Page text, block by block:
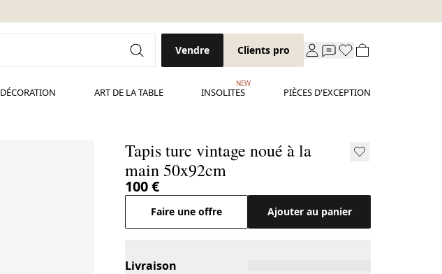
Vendre Clients pro
DÉCORATION ART DE LA TABLE INSOLITES
NEW
PIÈCES D'EXCEPTION
Tapis turc vintage noué à la
main 50x92cm
100 €
Faire une offre Ajouter au panier
Livraison